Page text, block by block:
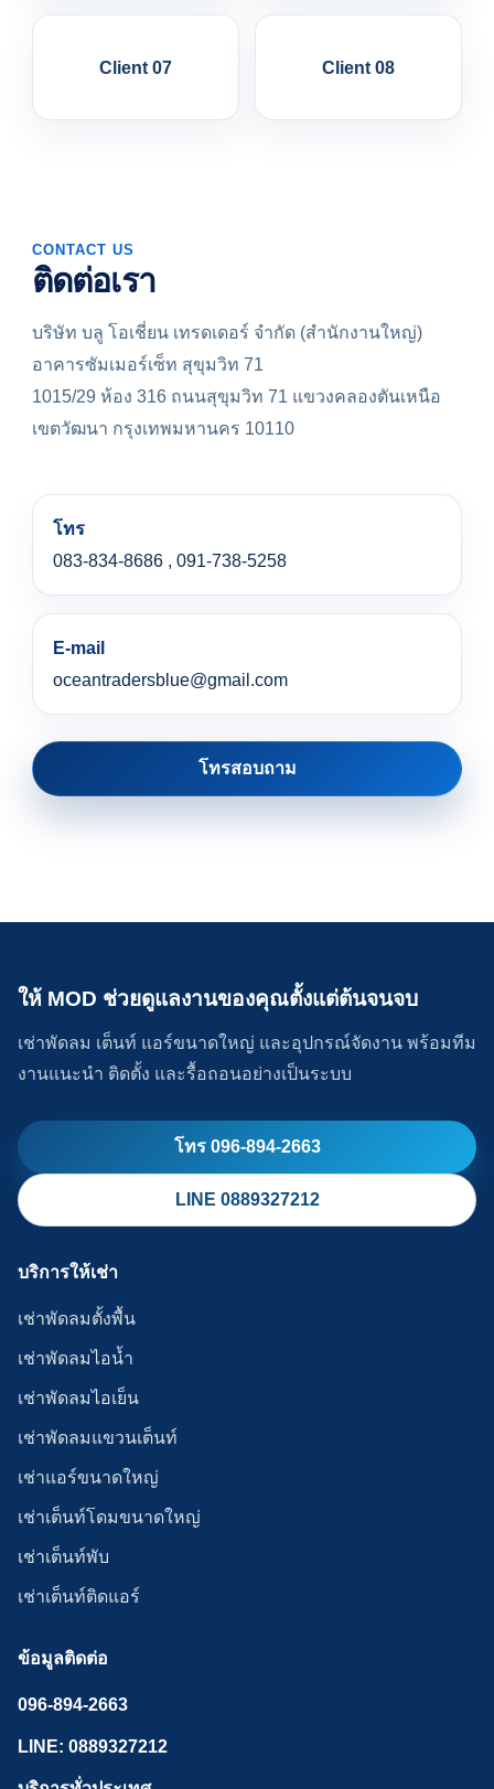
Client 07 Client 08
CONTACT US
ติดต่อเรา
บริษัท บลู โอเชี่ยน เทรดเดอร์ จำกัด (สำนักงานใหญ่)
อาคารซัมเมอร์เซ็ท สุขุมวิท 71
1015/29 ห้อง 316 ถนนสุขุมวิท 71 แขวงคลองตันเหนือ
เขตวัฒนา กรุงเทพมหานคร 10110
โทร
083-834-8686 , 091-738-5258
E-mail
oceantradersblue@gmail.com
โทรสอบถาม
ให้ MOD ช่วยดูแลงานของคุณตั้งแต่ต้นจนจบ
เช่าพัดลม เต็นท์ แอร์ขนาดใหญ่ และอุปกรณ์จัดงาน พร้อมทีม
งานแนะนำ ติดตั้ง และรื้อถอนอย่างเป็นระบบ
โทร 096-894-2663
LINE 0889327212
บริการให้เช่า
เช่าพัดลมตั้งพื้น
เช่าพัดลมไอน้ำ
เช่าพัดลมไอเย็น
เช่าพัดลมแขวนเต็นท์
เช่าแอร์ขนาดใหญ่
เช่าเต็นท์โดมขนาดใหญ่
เช่าเต็นท์พับ
เช่าเต็นท์ติดแอร์
ข้อมูลติดต่อ
096-894-2663
LINE: 0889327212